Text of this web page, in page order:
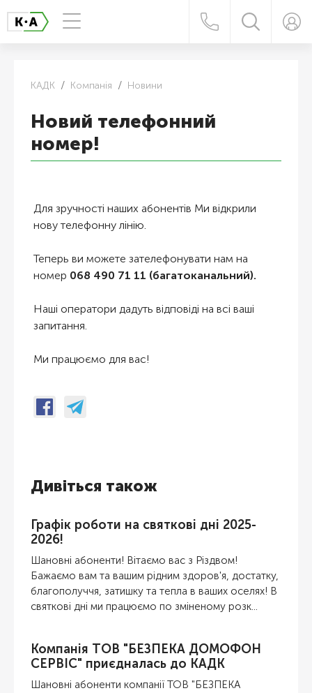
КАДК Компанія Новини
Новий телефонний
номер!
Для зручності наших абонентів Ми відкрили
нову телефонну лінію.
Теперь ви можете зателефонувати нам на
номер 068 490 71 11 (багатоканальний).
Наші оператори дадуть відповіді на всі ваші
запитання.
Ми працюємо для вас!
Дивіться також
Графік роботи на святкові дні 2025-
2026!
Шановні абоненти! Вітаємо вас з Різдвом!
Бажаємо вам та вашим рідним здоров'я, достатку,
благополуччя, затишку та тепла в ваших оселях! В
святкові дні ми працюємо по зміненому розк...
Компанія ТОВ "БЕЗПЕКА ДОМОФОН
СЕРВІС" приєдналась до КАДК
Шановні абоненти компанії ТОВ "БЕЗПЕКА